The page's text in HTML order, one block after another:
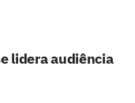
lidera audiência